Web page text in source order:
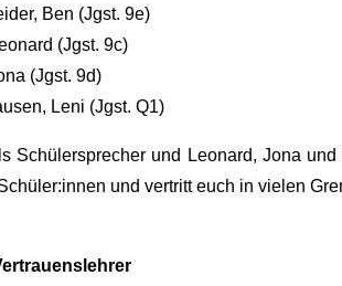
Ben (Jgst. 9e)
(Jgst. 9c)
(Jgst. 9d)
Leni (Jgst. Q1)
Schülersprecher und Leonard, Jona
und vertritt euch in vielen